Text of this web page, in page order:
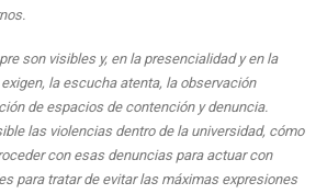
son visibles y, en la presencialidad y en la
la escucha atenta, la observación
de espacios de contención y denuncia.
las violencias dentro de la universidad, cómo
con esas denuncias para actuar con
para tratar de evitar las máximas expresiones